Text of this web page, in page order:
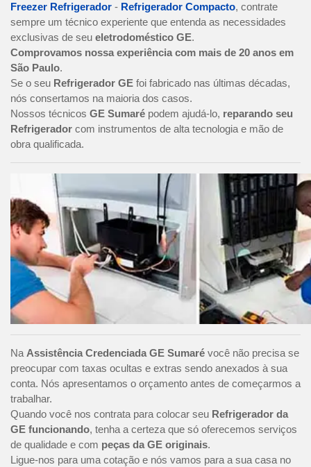
Freezer Refrigerador - Refrigerador Compacto, contrate
sempre um técnico experiente que entenda as necessidades
exclusivas de seu eletrodoméstico GE.
Comprovamos nossa experiência com mais de 20 anos em
São Paulo.
Se o seu Refrigerador GE foi fabricado nas últimas décadas,
nós consertamos na maioria dos casos.
Nossos técnicos GE Sumaré podem ajudá-lo, reparando seu
Refrigerador com instrumentos de alta tecnologia e mão de
obra qualificada.
Na Assistência Credenciada GE Sumaré você não precisa se
preocupar com taxas ocultas e extras sendo anexados à sua
conta. Nós apresentamos o orçamento antes de começarmos a
trabalhar.
Quando você nos contrata para colocar seu Refrigerador da
GE funcionando, tenha a certeza que só oferecemos serviços
de qualidade e com peças da GE originais.
Ligue-nos para uma cotação e nós vamos para a sua casa no